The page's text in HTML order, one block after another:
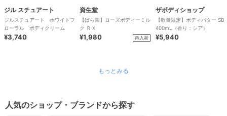
ジル スチュアート
ジルスチュアート ホワイトフ
ローラル ボディクリーム
¥3,740
資生堂
【ばら園】ローズボディーミル
ク ＲＸ
¥1,980 再入荷
ザボディショップ
【数量限定】ボディバター SB
400mL（香り：シア）
¥5,940
もっとみる
人気のショップ・ブランドから探す